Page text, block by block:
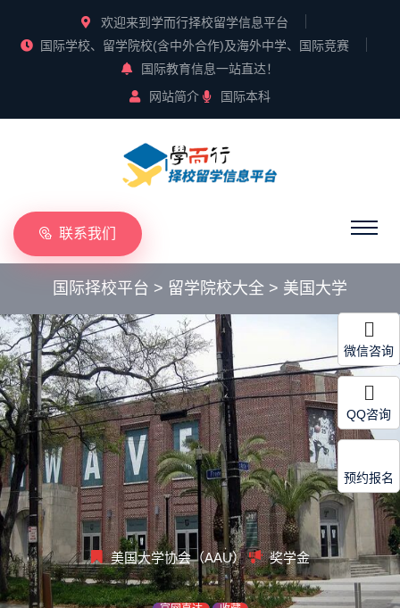
欢迎来到学而行择校留学信息平台
国际学校、留学院校(含中外合作)及海外中学、国际竞赛
国际教育信息一站直达！
网站简介
国际本科
联系我们
国际择校平台 > 留学院校大全 > 美国大学
美国大学协会（AAU） 奖学金
微信咨询
QQ咨询
预约报名